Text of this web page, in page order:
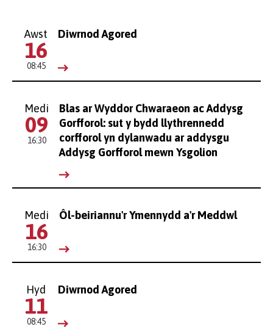
Awst
16
08:45
Diwrnod Agored
Medi
09
16:30
Blas ar Wyddor Chwaraeon ac Addysg
Gorfforol: sut y bydd llythrennedd
corfforol yn dylanwadu ar addysgu
Addysg Gorfforol mewn Ysgolion
Medi
16
16:30
Ôl-beiriannu'r Ymennydd a'r Meddwl
Hyd
11
08:45
Diwrnod Agored